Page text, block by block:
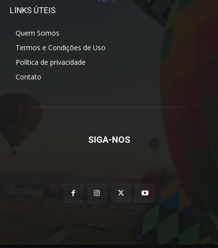
LINKS ÚTEIS
Quem Somos
Termos e Condições de Uso
Política de privacidade
Contato
SIGA-NOS